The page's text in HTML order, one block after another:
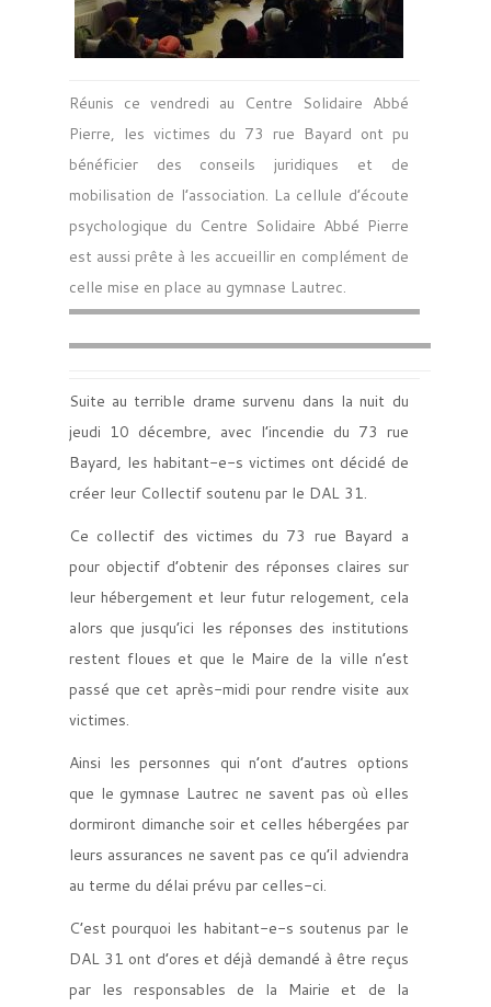
Réunis ce vendredi au Centre Solidaire Abbé
Pierre, les victimes du 73 rue Bayard ont pu
bénéficier des conseils juridiques et de
mobilisation de l’association. La cellule d’écoute
psychologique du Centre Solidaire Abbé Pierre
est aussi prête à les accueillir en complément de
celle mise en place au gymnase Lautrec.
Suite au terrible drame survenu dans la nuit du
jeudi 10 décembre, avec l’incendie du 73 rue
Bayard, les habitant-e-s victimes ont décidé de
créer leur Collectif soutenu par le DAL 31.
Ce collectif des victimes du 73 rue Bayard a
pour objectif d’obtenir des réponses claires sur
leur hébergement et leur futur relogement, cela
alors que jusqu’ici les réponses des institutions
restent floues et que le Maire de la ville n’est
passé que cet après-midi pour rendre visite aux
victimes.
Ainsi les personnes qui n’ont d’autres options
que le gymnase Lautrec ne savent pas où elles
dormiront dimanche soir et celles hébergées par
leurs assurances ne savent pas ce qu’il adviendra
au terme du délai prévu par celles-ci.
C’est pourquoi les habitant-e-s soutenus par le
DAL 31 ont d’ores et déjà demandé à être reçus
par les responsables de la Mairie et de la